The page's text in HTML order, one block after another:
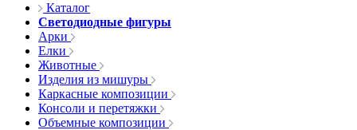
Каталог
Светодиодные фигуры
Арки
Елки
Животные
Изделия из мишуры
Каркасные композиции
Консоли и перетяжки
Объемные композиции